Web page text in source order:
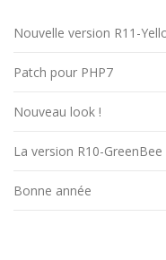
Nouvelle version R11-
Patch pour PHP7
Nouveau look !
La version R10-
Bonne année